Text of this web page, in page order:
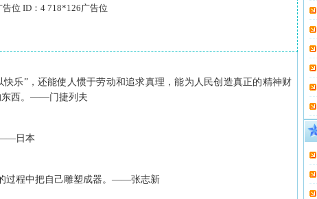
告位 ID：4 718*126广告位
乐”，还能使人惯于劳动和追求真理，能为人民创造真正的精神财
东西。——门捷列夫
——日本
过程中把自己雕塑成器。——张志新